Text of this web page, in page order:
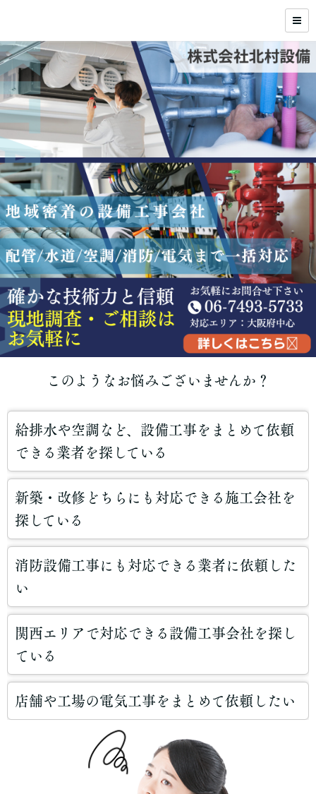
このようなお悩みございませんか？
給排水や空調など、設備工事をまとめて依頼
できる業者を探している
新築・改修どちらにも対応できる施工会社を
探している
消防設備工事にも対応できる業者に依頼した
い
関西エリアで対応できる設備工事会社を探し
ている
店舗や工場の電気工事をまとめて依頼したい